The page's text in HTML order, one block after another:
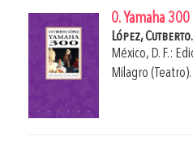
0. Yamaha 300
López, Cutberto.
México, D. F.:
Milagro (Teatro).